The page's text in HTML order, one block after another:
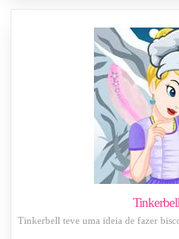
Tinkerbell teve uma ideia de fazer